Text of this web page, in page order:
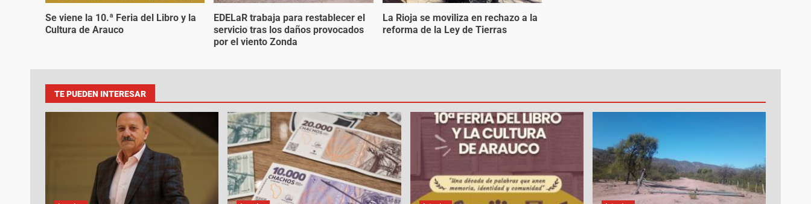
Se viene la 10.ª Feria del Libro y la
Cultura de Arauco
EDELaR trabaja para restablecer el
servicio tras los daños provocados
por el viento Zonda
La Rioja se moviliza en rechazo a la
reforma de la Ley de Tierras
TE PUEDEN INTERESAR